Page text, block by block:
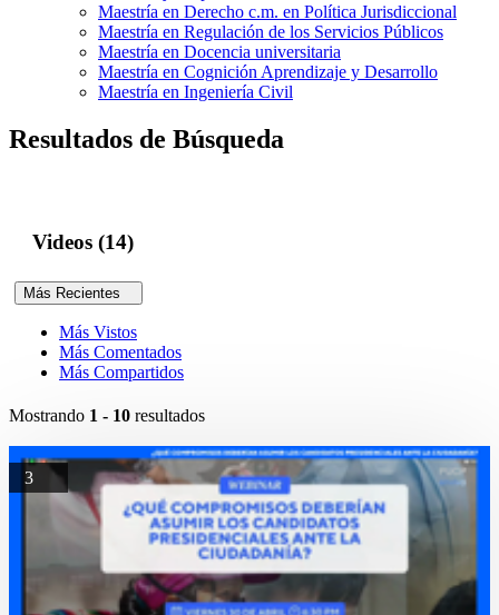
Maestría en Derecho c.m. en Política Jurisdiccional
Maestría en Regulación de los Servicios Públicos
Maestría en Docencia universitaria
Maestría en Cognición Aprendizaje y Desarrollo
Maestría en Ingeniería Civil
Resultados de Búsqueda
Videos (14)
Más Recientes
Más Vistos
Más Comentados
Más Compartidos
Mostrando 1 - 10 resultados
3